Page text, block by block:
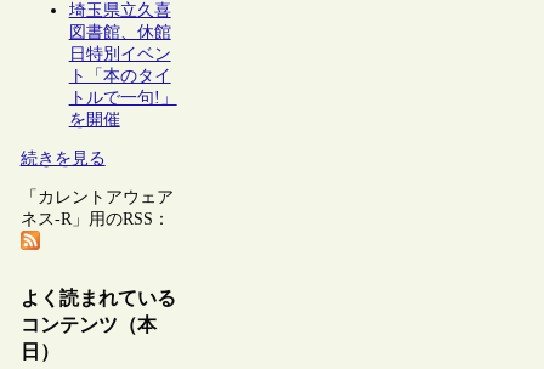
埼玉県立久喜
図書館、休館
日特別イベン
ト「本のタイ
トルで一句!」
を開催
続きを見る
「カレントアウェア
ネス-R」用のRSS：
よく読まれている
コンテンツ（本
日）